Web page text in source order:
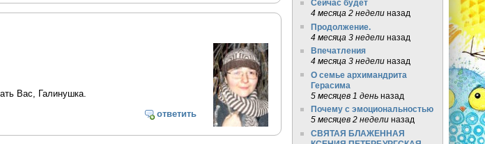
Вас, Галинушка.
ответить
Сейчас будет
4 месяца 2 неделиназад
Продолжение.
4 месяца 3 неделиназад
Впечатления
4 месяца 3 неделиназад
О семье архимандрита
Герасима
5 месяцев 1 деньназад
Почему с эмоциональностью
5 месяцев 2 неделиназад
СВЯТАЯ БЛАЖЕННАЯ